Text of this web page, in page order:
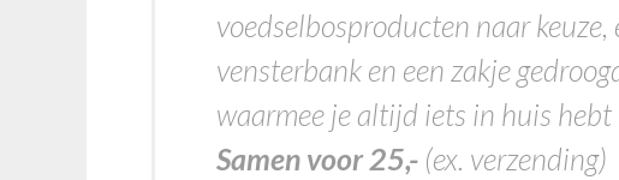
voedselbosproducten naar
vensterbank en een zakje
waarmee je altijd iets in huis hebt
Samen voor 25,- (ex. verzending)